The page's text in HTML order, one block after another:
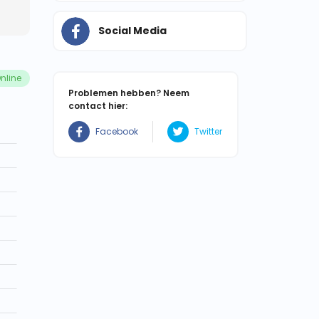
Social Media
Problemen hebben? Neem
contact hier:
Facebook Twitter